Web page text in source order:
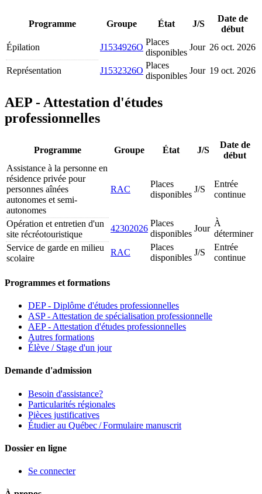
Programme Groupe État J/S
Date de
début
Épilation
J1534926O
Places
disponibles
Jour 26 oct. 2026
Représentation J1532326O
Places
disponibles
Jour 19 oct. 2026
AEP - Attestation d'études
professionnelles
Programme Groupe État J/S
Date de
début
Assistance à la personne en
résidence privée pour
personnes aînées
autonomes et semi-
autonomes
RAC
Places
disponibles
J/S
Entrée
continue
Opération et entretien d'un
site récréotouristique
42302026
Places
disponibles
Jour
À
déterminer
Service de garde en milieu
scolaire
RAC
Places
disponibles
J/S
Entrée
continue
Programmes et formations
DEP - Diplôme d'études professionnelles
ASP - Attestation de spécialisation professionnelle
AEP - Attestation d'études professionnelles
Autres formations
Élève / Stage d'un jour
Demande d'admission
Besoin d'assistance?
Particularités régionales
Pièces justificatives
Étudier au Québec / Formulaire manuscrit
Dossier en ligne
Se connecter